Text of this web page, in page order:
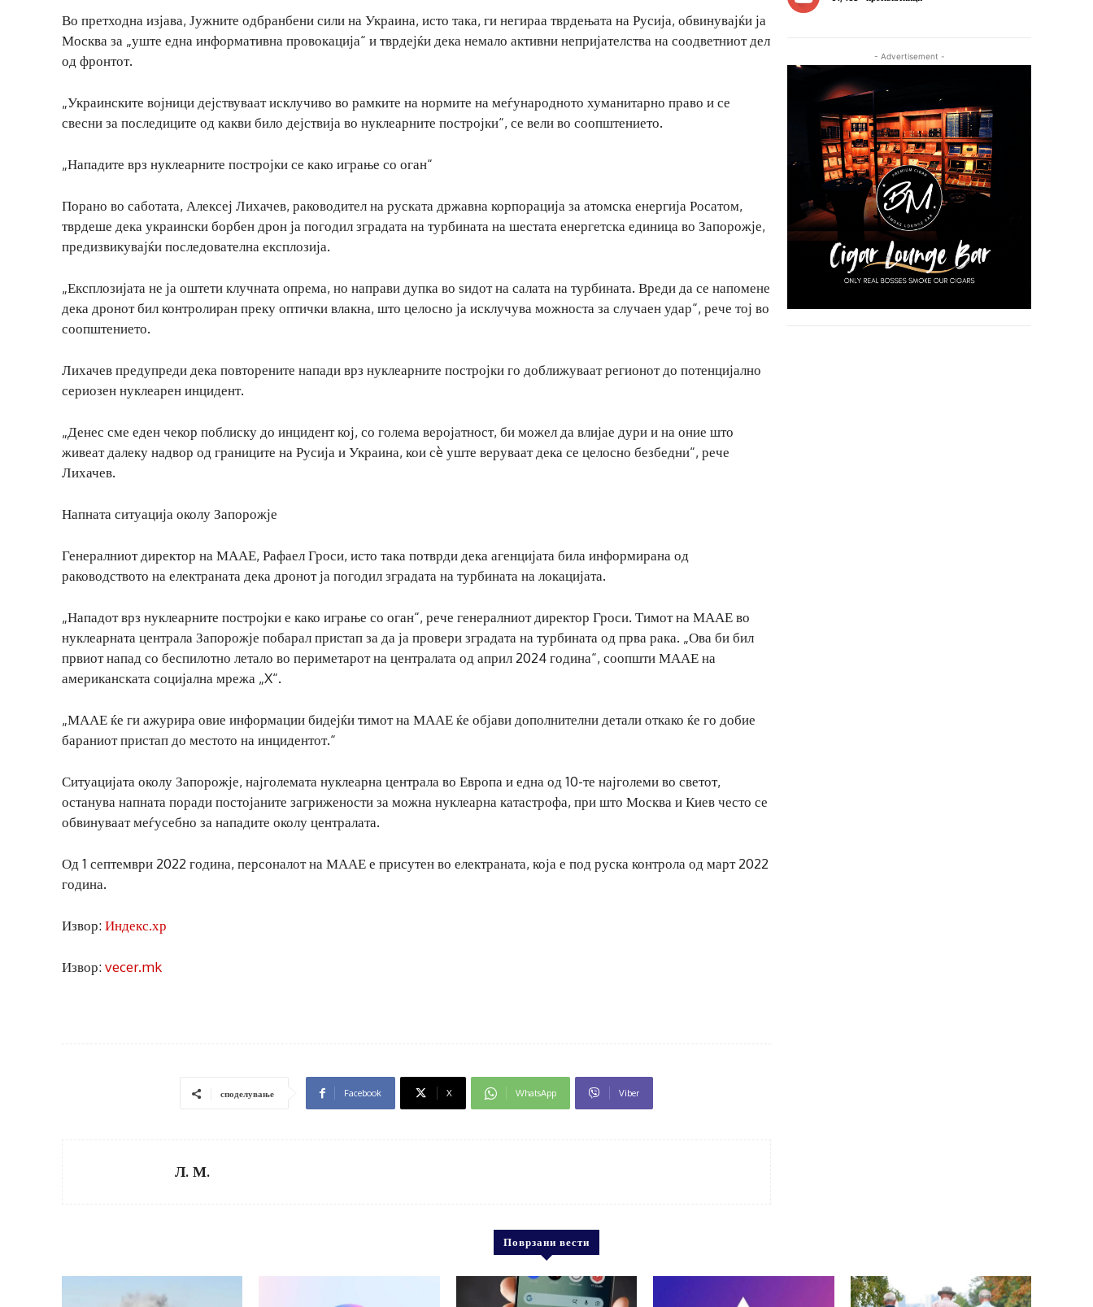
Во претходна изјава, Јужните одбранбени сили на Украина, исто така, ги негираа тврдењата на Русија, обвинувајќи ја
Москва за „уште една информативна провокација“ и тврдејќи дека немало активни непријателства на соодветниот дел
од фронтот.
„Украинските војници дејствуваат исклучиво во рамките на нормите на меѓународното хуманитарно право и се
свесни за последиците од какви било дејствија во нуклеарните постројки“, се вели во соопштението.
„Нападите врз нуклеарните постројки се како играње со оган“
Порано во саботата, Алексеј Лихачев, раководител на руската државна корпорација за атомска енергија Росатом,
тврдеше дека украински борбен дрон ја погодил зградата на турбината на шестата енергетска единица во Запорожје,
предизвикувајќи последователна експлозија.
„Експлозијата не ја оштети клучната опрема, но направи дупка во ѕидот на салата на турбината. Вреди да се напомене
дека дронот бил контролиран преку оптички влакна, што целосно ја исклучува можноста за случаен удар“, рече тој во
соопштението.
Лихачев предупреди дека повторените напади врз нуклеарните постројки го доближуваат регионот до потенцијално
сериозен нуклеарен инцидент.
„Денес сме еден чекор поблиску до инцидент кој, со голема веројатност, би можел да влијае дури и на оние што
живеат далеку надвор од границите на Русија и Украина, кои сè уште веруваат дека се целосно безбедни“, рече
Лихачев.
Напната ситуација околу Запорожје
Генералниот директор на МААЕ, Рафаел Гроси, исто така потврди дека агенцијата била информирана од
раководството на електраната дека дронот ја погодил зградата на турбината на локацијата.
„Нападот врз нуклеарните постројки е како играње со оган“, рече генералниот директор Гроси. Тимот на МААЕ во
нуклеарната централа Запорожје побарал пристап за да ја провери зградата на турбината од прва рака. „Ова би бил
првиот напад со беспилотно летало во периметарот на централата од април 2024 година“, соопшти МААЕ на
американската социјална мрежа „X“.
„МААЕ ќе ги ажурира овие информации бидејќи тимот на МААЕ ќе објави дополнителни детали откако ќе го добие
бараниот пристап до местото на инцидентот.“
Ситуацијата околу Запорожје, најголемата нуклеарна централа во Европа и една од 10-те најголеми во светот,
останува напната поради постојаните загрижености за можна нуклеарна катастрофа, при што Москва и Киев често се
обвинуваат меѓусебно за нападите околу централата.
Од 1 септември 2022 година, персоналот на МААЕ е присутен во електраната, која е под руска контрола од март 2022
година.
Извор:Индекс.хр
Извор:vecer.mk
споделување Facebook X WhatsApp Viber
Л. М.
- Advertisement -
Поврзани вести